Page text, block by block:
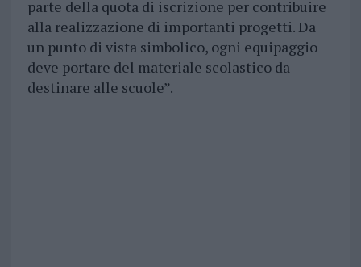
parte della quota di iscrizione per contribuire
alla realizzazione di importanti progetti. Da
un punto di vista simbolico, ogni equipaggio
deve portare del materiale scolastico da
destinare alle scuole”.